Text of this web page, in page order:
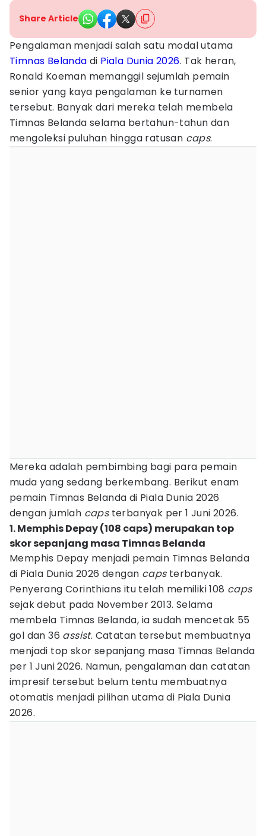
Share Article
Pengalaman menjadi salah satu modal utama
Timnas Belanda di Piala Dunia 2026. Tak heran,
Ronald Koeman memanggil sejumlah pemain
senior yang kaya pengalaman ke turnamen
tersebut. Banyak dari mereka telah membela
Timnas Belanda selama bertahun-tahun dan
mengoleksi puluhan hingga ratusan caps.
Mereka adalah pembimbing bagi para pemain
muda yang sedang berkembang. Berikut enam
pemain Timnas Belanda di Piala Dunia 2026
dengan jumlah capsterbanyak per 1 Juni 2026.
1. Memphis Depay (108 caps) merupakan top
skor sepanjang masa Timnas Belanda
Memphis Depay menjadi pemain Timnas Belanda
di Piala Dunia 2026 dengan caps terbanyak.
Penyerang Corinthians itu telah memiliki 108 caps
sejak debut pada November 2013. Selama
membela Timnas Belanda, ia sudah mencetak 55
gol dan 36 assist. Catatan tersebut membuatnya
menjadi top skor sepanjang masa Timnas Belanda
per 1 Juni 2026. Namun, pengalaman dan catatan
impresif tersebut belum tentu membuatnya
otomatis menjadi pilihan utama di Piala Dunia
2026.